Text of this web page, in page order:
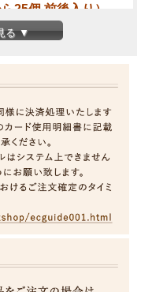
25個 前後入り）
誇る初夏を代表する果
していて皮ごと食べら
ぱい味わいは暑い季節
Aも多く含まれ、食物
は出回りません。
る ▼